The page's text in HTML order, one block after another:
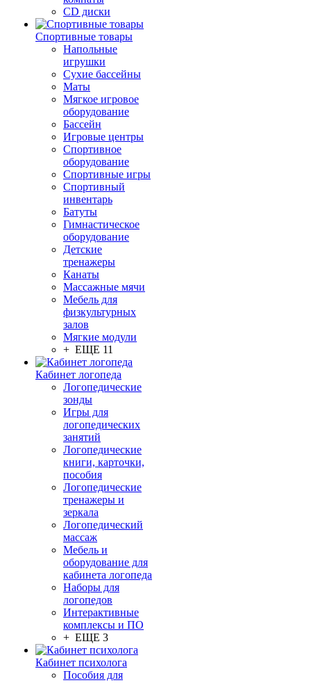
CD диски
Спортивные товары
Напольные
игрушки
Сухие бассейны
Маты
Мягкое игровое
оборудование
Бассейн
Игровые центры
Спортивное
оборудование
Спортивные игры
Спортивный
инвентарь
Батуты
Гимнастическое
оборудование
Детские
тренажеры
Канаты
Массажные мячи
Мебель для
физкультурных
залов
Мягкие модули
+ ЕЩЕ 11
Кабинет логопеда
Логопедические
зонды
Игры для
логопедических
занятий
Логопедические
книги, карточки,
пособия
Логопедические
тренажеры и
зеркала
Логопедический
массаж
Мебель и
оборудование для
кабинета логопеда
Наборы для
логопедов
Интерактивные
комплексы и ПО
+ ЕЩЕ 3
Кабинет психолога
Пособия для